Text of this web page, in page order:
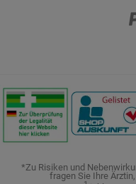
*Zu Risiken und
fragen Sie Ihre